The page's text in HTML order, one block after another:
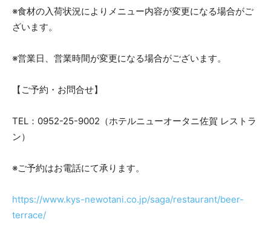
※食材の入荷状況によりメニュー内容が変更になる場合がご
ざいます。
※営業日、営業時間が変更になる場合がございます。
【ご予約・お問合せ】
TEL：0952-25-9002（ホテルニューオータニ佐賀 レストラ
ン）
※ご予約はお電話にて承ります。
https://www.kys-newotani.co.jp/saga/restaurant/beer-
terrace/